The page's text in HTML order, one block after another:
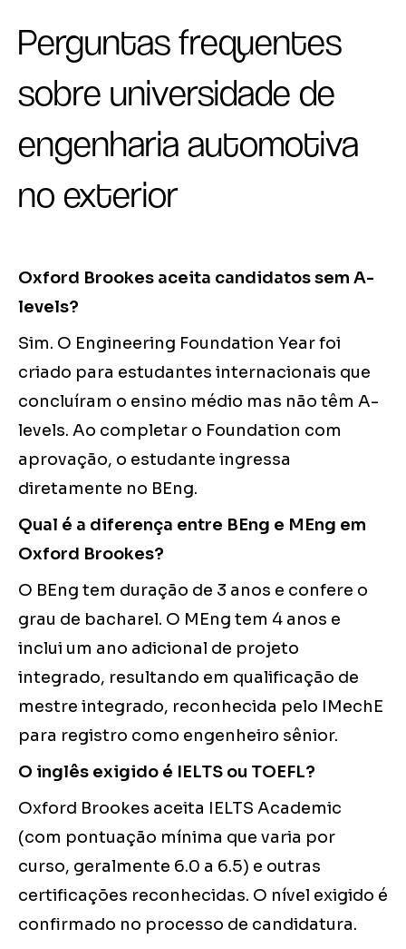
Perguntas frequentes
sobre universidade de
engenharia automotiva
no exterior
Oxford Brookes aceita candidatos sem A-
levels?
Sim. O Engineering Foundation Year foi
criado para estudantes internacionais que
concluíram o ensino médio mas não têm A-
levels. Ao completar o Foundation com
aprovação, o estudante ingressa
diretamente no BEng.
Qual é a diferença entre BEng e MEng em
Oxford Brookes?
O BEng tem duração de 3 anos e confere o
grau de bacharel. O MEng tem 4 anos e
inclui um ano adicional de projeto
integrado, resultando em qualificação de
mestre integrado, reconhecida pelo IMechE
para registro como engenheiro sênior.
O inglês exigido é IELTS ou TOEFL?
Oxford Brookes aceita IELTS Academic
(com pontuação mínima que varia por
curso, geralmente 6.0 a 6.5) e outras
certificações reconhecidas. O nível exigido é
confirmado no processo de candidatura.